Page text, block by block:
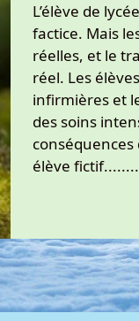
L’élève de
factice. Mais
réelles, et le
réel. Les
infirmières et
des soins
élève